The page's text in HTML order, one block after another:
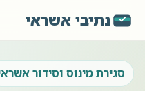
נתיבי אשראי
סגירת מינוס וסידור